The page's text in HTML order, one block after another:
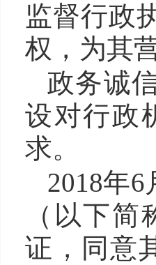
监督行政
权，为其
政务诚
设对行政
求。
2018年
（以下
证，同意